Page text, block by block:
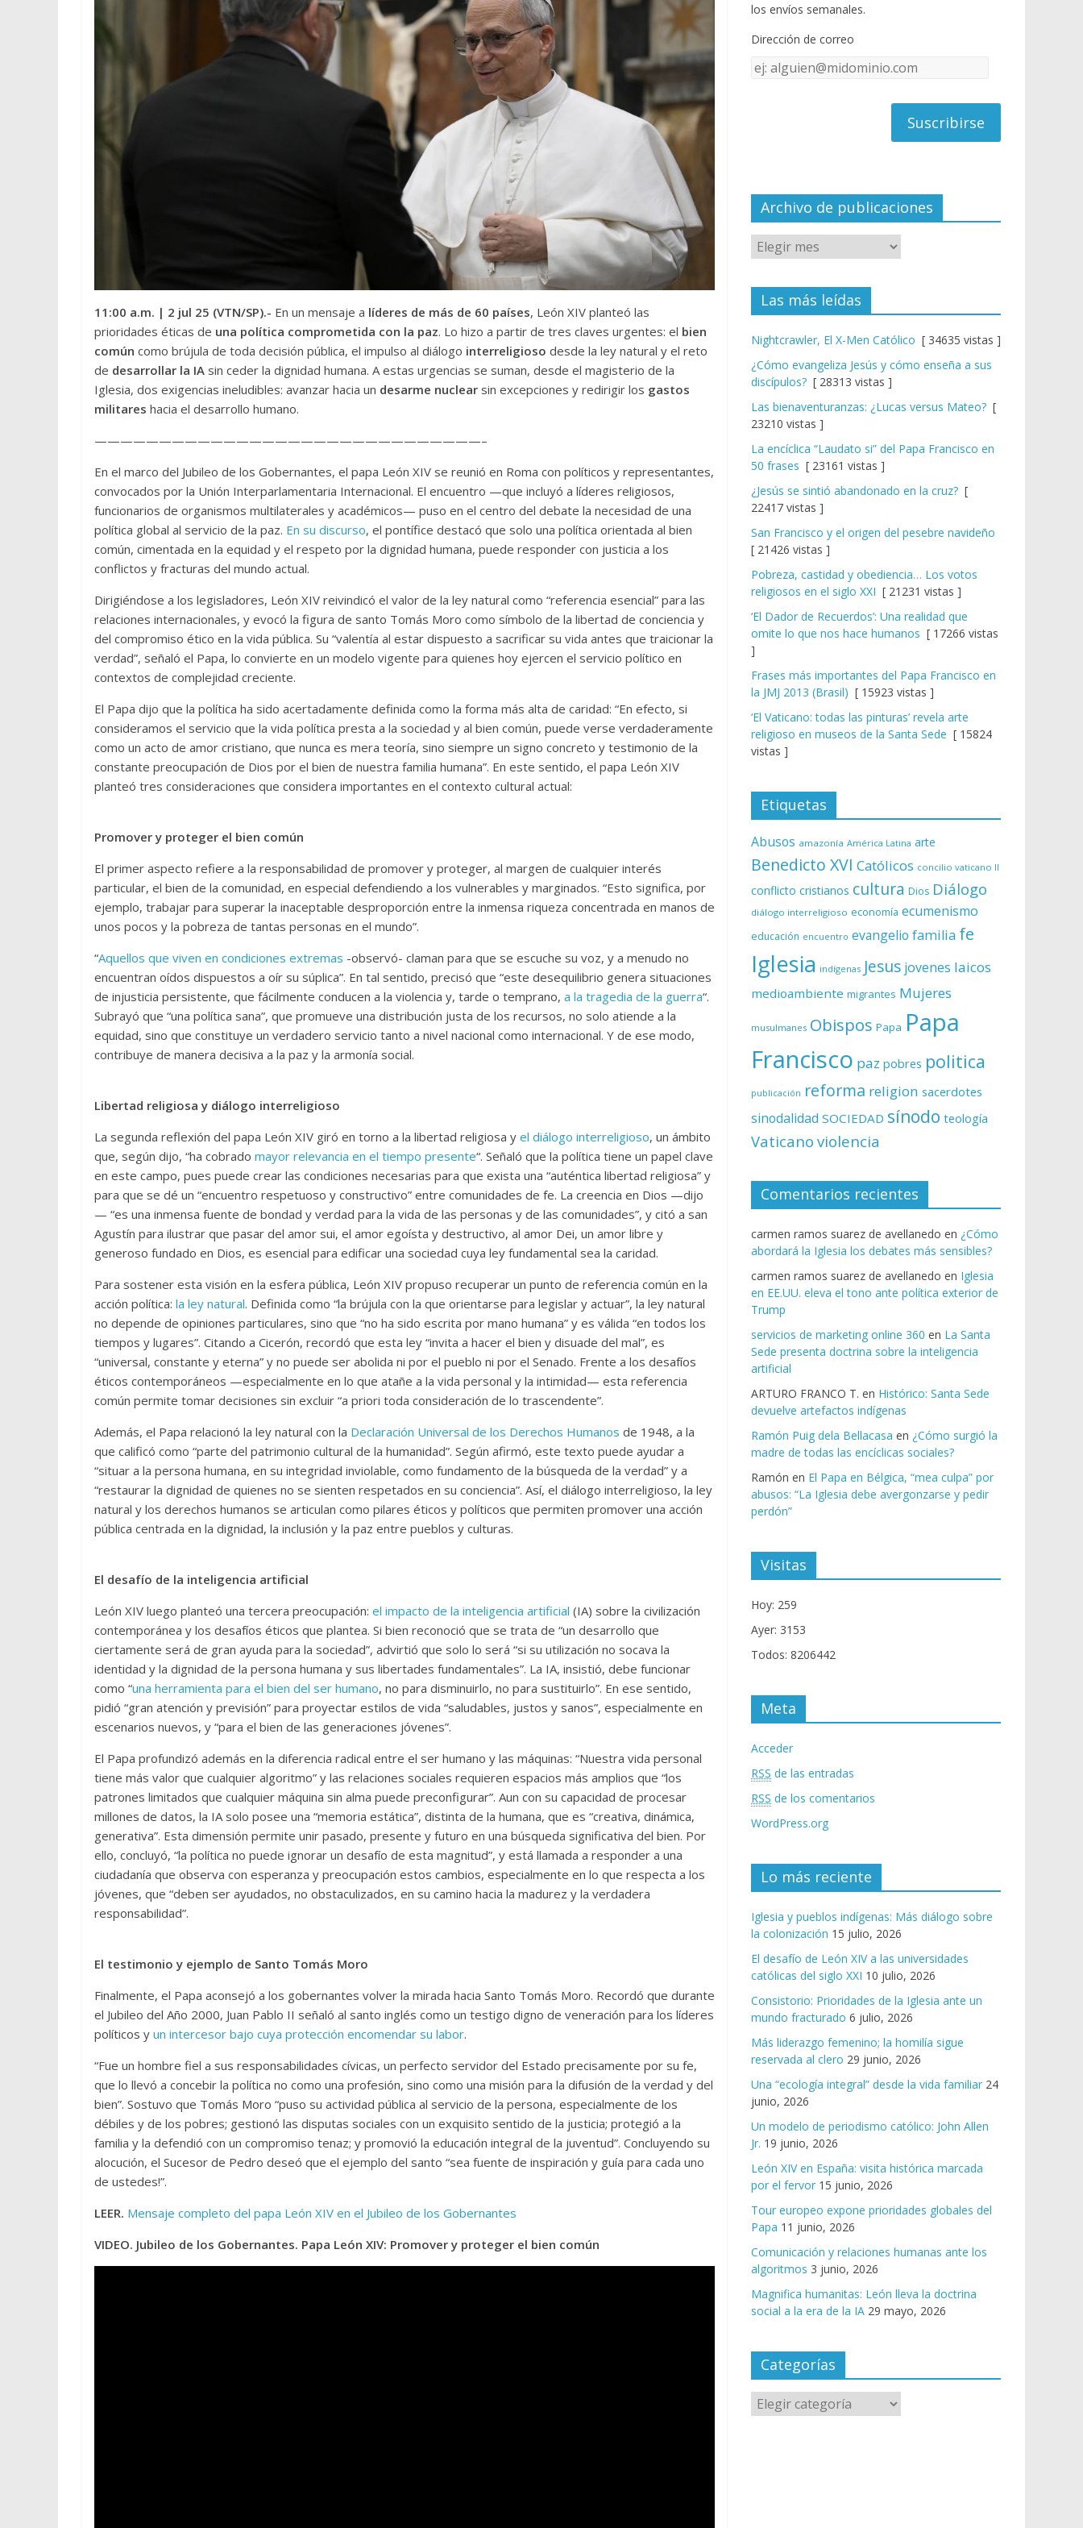
11:00 a.m. | 2 jul 25 (VTN/SP).- En un mensaje a líderes de más de 60 países, León XIV planteó las
prioridades éticas de una política comprometida con la paz. Lo hizo a partir de tres claves urgentes: el bien
común como brújula de toda decisión pública, el impulso al diálogo interreligioso desde la ley natural y el reto
de desarrollar la IA sin ceder la dignidad humana. A estas urgencias se suman, desde el magisterio de la
Iglesia, dos exigencias ineludibles: avanzar hacia un desarme nuclear sin excepciones y redirigir los gastos
militares hacia el desarrollo humano.
——————————————————————————————–
En el marco del Jubileo de los Gobernantes, el papa León XIV se reunió en Roma con políticos y representantes,
convocados por la Unión Interparlamentaria Internacional. El encuentro —que incluyó a líderes religiosos,
funcionarios de organismos multilaterales y académicos— puso en el centro del debate la necesidad de una
política global al servicio de la paz. En su discurso, el pontífice destacó que solo una política orientada al bien
común, cimentada en la equidad y el respeto por la dignidad humana, puede responder con justicia a los
conflictos y fracturas del mundo actual.
Dirigiéndose a los legisladores, León XIV reivindicó el valor de la ley natural como “referencia esencial” para las
relaciones internacionales, y evocó la figura de santo Tomás Moro como símbolo de la libertad de conciencia y
del compromiso ético en la vida pública. Su “valentía al estar dispuesto a sacrificar su vida antes que traicionar la
verdad”, señaló el Papa, lo convierte en un modelo vigente para quienes hoy ejercen el servicio político en
contextos de complejidad creciente.
El Papa dijo que la política ha sido acertadamente definida como la forma más alta de caridad: “En efecto, si
consideramos el servicio que la vida política presta a la sociedad y al bien común, puede verse verdaderamente
como un acto de amor cristiano, que nunca es mera teoría, sino siempre un signo concreto y testimonio de la
constante preocupación de Dios por el bien de nuestra familia humana”. En este sentido, el papa León XIV
planteó tres consideraciones que considera importantes en el contexto cultural actual:
Promover y proteger el bien común
El primer aspecto refiere a la responsabilidad de promover y proteger, al margen de cualquier interés
particular, el bien de la comunidad, en especial defendiendo a los vulnerables y marginados. “Esto significa, por
ejemplo, trabajar para superar la inaceptable desproporción entre la inmensa riqueza concentrada en manos de
unos pocos y la pobreza de tantas personas en el mundo”.
“Aquellos que viven en condiciones extremas -observó- claman para que se escuche su voz, y a menudo no
encuentran oídos dispuestos a oír su súplica”. En tal sentido, precisó que “este desequilibrio genera situaciones
de injusticia persistente, que fácilmente conducen a la violencia y, tarde o temprano, a la tragedia de la guerra“.
Subrayó que “una política sana”, que promueve una distribución justa de los recursos, no solo atiende a la
equidad, sino que constituye un verdadero servicio tanto a nivel nacional como internacional. Y de ese modo,
contribuye de manera decisiva a la paz y la armonía social.
Libertad religiosa y diálogo interreligioso
La segunda reflexión del papa León XIV giró en torno a la libertad religiosa y el diálogo interreligioso, un ámbito
que, según dijo, “ha cobrado mayor relevancia en el tiempo presente“. Señaló que la política tiene un papel clave
en este campo, pues puede crear las condiciones necesarias para que exista una “auténtica libertad religiosa” y
para que se dé un “encuentro respetuoso y constructivo” entre comunidades de fe. La creencia en Dios —dijo
— “es una inmensa fuente de bondad y verdad para la vida de las personas y de las comunidades”, y citó a san
Agustín para ilustrar que pasar del amor sui, el amor egoísta y destructivo, al amor Dei, un amor libre y
generoso fundado en Dios, es esencial para edificar una sociedad cuya ley fundamental sea la caridad.
Para sostener esta visión en la esfera pública, León XIV propuso recuperar un punto de referencia común en la
acción política: la ley natural. Definida como “la brújula con la que orientarse para legislar y actuar”, la ley natural
no depende de opiniones particulares, sino que “no ha sido escrita por mano humana” y es válida “en todos los
tiempos y lugares”. Citando a Cicerón, recordó que esta ley “invita a hacer el bien y disuade del mal”, es
“universal, constante y eterna” y no puede ser abolida ni por el pueblo ni por el Senado. Frente a los desafíos
éticos contemporáneos —especialmente en lo que atañe a la vida personal y la intimidad— esta referencia
común permite tomar decisiones sin excluir “a priori toda consideración de lo trascendente”.
Además, el Papa relacionó la ley natural con la Declaración Universal de los Derechos Humanos de 1948, a la
que calificó como “parte del patrimonio cultural de la humanidad”. Según afirmó, este texto puede ayudar a
“situar a la persona humana, en su integridad inviolable, como fundamento de la búsqueda de la verdad” y a
“restaurar la dignidad de quienes no se sienten respetados en su conciencia”. Así, el diálogo interreligioso, la ley
natural y los derechos humanos se articulan como pilares éticos y políticos que permiten promover una acción
pública centrada en la dignidad, la inclusión y la paz entre pueblos y culturas.
El desafío de la inteligencia artificial
León XIV luego planteó una tercera preocupación: el impacto de la inteligencia artificial (IA) sobre la civilización
contemporánea y los desafíos éticos que plantea. Si bien reconoció que se trata de “un desarrollo que
ciertamente será de gran ayuda para la sociedad”, advirtió que solo lo será “si su utilización no socava la
identidad y la dignidad de la persona humana y sus libertades fundamentales”. La IA, insistió, debe funcionar
como “una herramienta para el bien del ser humano, no para disminuirlo, no para sustituirlo”. En ese sentido,
pidió “gran atención y previsión” para proyectar estilos de vida “saludables, justos y sanos”, especialmente en
escenarios nuevos, y “para el bien de las generaciones jóvenes”.
El Papa profundizó además en la diferencia radical entre el ser humano y las máquinas: “Nuestra vida personal
tiene más valor que cualquier algoritmo” y las relaciones sociales requieren espacios más amplios que “los
patrones limitados que cualquier máquina sin alma puede preconfigurar”. Aun con su capacidad de procesar
millones de datos, la IA solo posee una “memoria estática”, distinta de la humana, que es “creativa, dinámica,
generativa”. Esta dimensión permite unir pasado, presente y futuro en una búsqueda significativa del bien. Por
ello, concluyó, “la política no puede ignorar un desafío de esta magnitud”, y está llamada a responder a una
ciudadanía que observa con esperanza y preocupación estos cambios, especialmente en lo que respecta a los
jóvenes, que “deben ser ayudados, no obstaculizados, en su camino hacia la madurez y la verdadera
responsabilidad”.
El testimonio y ejemplo de Santo Tomás Moro
Finalmente, el Papa aconsejó a los gobernantes volver la mirada hacia Santo Tomás Moro. Recordó que durante
el Jubileo del Año 2000, Juan Pablo II señaló al santo inglés como un testigo digno de veneración para los líderes
políticos y un intercesor bajo cuya protección encomendar su labor.
“Fue un hombre fiel a sus responsabilidades cívicas, un perfecto servidor del Estado precisamente por su fe,
que lo llevó a concebir la política no como una profesión, sino como una misión para la difusión de la verdad y del
bien”. Sostuvo que Tomás Moro “puso su actividad pública al servicio de la persona, especialmente de los
débiles y de los pobres; gestionó las disputas sociales con un exquisito sentido de la justicia; protegió a la
familia y la defendió con un compromiso tenaz; y promovió la educación integral de la juventud”. Concluyendo su
alocución, el Sucesor de Pedro deseó que el ejemplo del santo “sea fuente de inspiración y guía para cada uno
de ustedes!”.
LEER. Mensaje completo del papa León XIV en el Jubileo de los Gobernantes
VIDEO. Jubileo de los Gobernantes. Papa León XIV: Promover y proteger el bien común
o
k e
C
el
los envíos semanales.
Dirección de correo
Dirección
Archivo de publicaciones
Las más leídas
Nightcrawler, El X-Men Católico [ 34635 vistas ]
¿Cómo evangeliza Jesús y cómo enseña a sus
discípulos? [ 28313 vistas ]
Las bienaventuranzas: ¿Lucas versus Mateo? [
23210 vistas ]
La encíclica “Laudato si” del Papa Francisco en
50 frases [ 23161 vistas ]
¿Jesús se sintió abandonado en la cruz? [
22417 vistas ]
San Francisco y el origen del pesebre navideño
[ 21426 vistas ]
Pobreza, castidad y obediencia… Los votos
religiosos en el siglo XXI [ 21231 vistas ]
‘El Dador de Recuerdos’: Una realidad que
omite lo que nos hace humanos [ 17266 vistas
]
Frases más importantes del Papa Francisco en
la JMJ 2013 (Brasil) [ 15923 vistas ]
‘El Vaticano: todas las pinturas’ revela arte
religioso en museos de la Santa Sede [ 15824
vistas ]
Etiquetas
Abusos amazonía América Latina arte
Benedicto XVI Católicos concilio vaticano II
conflicto cristianos cultura Dios Diálogo
diálogo interreligioso economía ecumenismo
educación encuentro evangelio familia fe
Iglesia indígenas Jesus jovenes laicos
medioambiente migrantes Mujeres
musulmanes Obispos Papa Papa
Francisco paz pobres politica
publicación reforma religion sacerdotes
sinodalidad SOCIEDAD sínodo teología
Vaticano violencia
Comentarios recientes
carmen ramos suarez de avellanedo en ¿Cómo
abordará la Iglesia los debates más sensibles?
carmen ramos suarez de avellanedo en Iglesia
en EE.UU. eleva el tono ante política exterior de
Trump
servicios de marketing online 360 en La Santa
Sede presenta doctrina sobre la inteligencia
artificial
ARTURO FRANCO T. en Histórico: Santa Sede
devuelve artefactos indígenas
Ramón Puig dela Bellacasa en ¿Cómo surgió la
madre de todas las encíclicas sociales?
Ramón en El Papa en Bélgica, “mea culpa” por
abusos: “La Iglesia debe avergonzarse y pedir
perdón”
Visitas
Hoy: 259
Ayer: 3153
Todos: 8206442
Meta
Acceder
RSS de las entradas
RSS de los comentarios
WordPress.org
Lo más reciente
Iglesia y pueblos indígenas: Más diálogo sobre
la colonización 15 julio, 2026
El desafío de León XIV a las universidades
católicas del siglo XXI 10 julio, 2026
Consistorio: Prioridades de la Iglesia ante un
mundo fracturado 6 julio, 2026
Más liderazgo femenino; la homilía sigue
reservada al clero 29 junio, 2026
Una “ecología integral” desde la vida familiar 24
junio, 2026
Un modelo de periodismo católico: John Allen
Jr. 19 junio, 2026
León XIV en España: visita histórica marcada
por el fervor 15 junio, 2026
Tour europeo expone prioridades globales del
Papa 11 junio, 2026
Comunicación y relaciones humanas ante los
algoritmos 3 junio, 2026
Magnifica humanitas: León lleva la doctrina
social a la era de la IA 29 mayo, 2026
Categorías